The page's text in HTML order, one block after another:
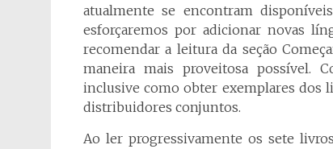
atualmente se encontram
esforçaremos por adicionar novas
recomendar a leitura da seção
maneira mais proveitosa possível.
inclusive como obter exemplares dos
distribuidores conjuntos.
Ao ler progressivamente os sete